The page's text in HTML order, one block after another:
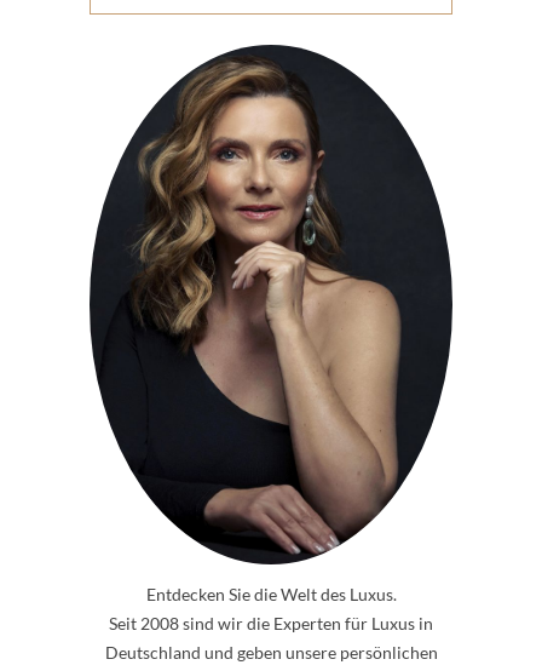
Entdecken Sie die Welt des Luxus.
Seit 2008 sind wir die Experten für Luxus in
Deutschland und geben unsere persönlichen